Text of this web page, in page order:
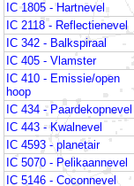
IC 1805 - Hartnevel
IC 2118 - Reflectienevel
IC 342 - Balkspiraal
IC 405 - Vlamster
IC 410 - Emissie/open
hoop
IC 434 - Paardekopnevel
IC 443 - Kwalnevel
IC 4593 - planetair
IC 5070 - Pelikaannevel
IC 5146 - Coconnevel